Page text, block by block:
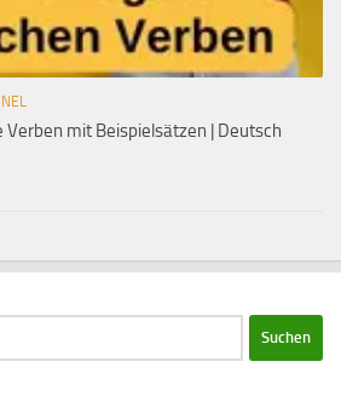
mit Beispielsätzen | Deutsch